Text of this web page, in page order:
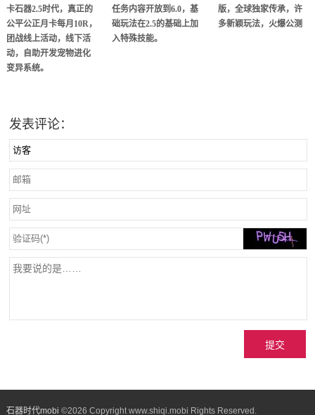
卡石器2.5时代，真正的
公平公正月卡每月10R，
团战线上活动，线下活
动，自助开发宠物进化
变异系统。
任务内容开放到6.0，基
础玩法在2.5的基础上加
入特殊技能。
版，全球独家传承，许
多新颖玩法，火爆公测
发表评论：
石器时代mobi ©2026 Copyright www.shiqi.mobi Rights Reserved.